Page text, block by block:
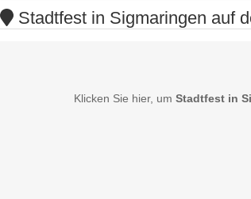
Stadtfest in Sigmaringen auf
Klicken Sie hier, um Stadtfest in